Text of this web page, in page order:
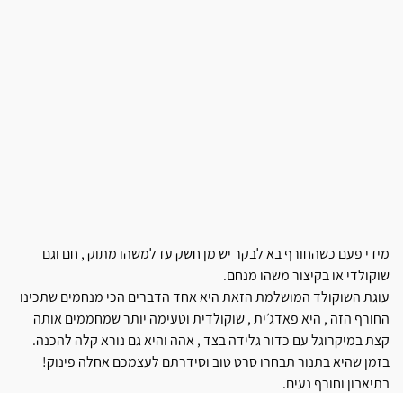
מידי פעם כשהחורף בא לבקר יש מן חשק עז למשהו מתוק , חם וגם
שוקולדי או בקיצור משהו מנחם.
עוגת השוקולד המושלמת הזאת היא אחד הדברים הכי מנחמים שתכינו
החורף הזה , היא פאדג׳ית , שוקולדית וטעימה יותר שמחממים אותה
קצת במיקרוגל עם כדור גלידה בצד , אהה והיא גם נורא קלה להכנה.
בזמן שהיא בתנור תבחרו סרט טוב וסידרתם לעצמכם אחלה פינוק!
בתיאבון וחורף נעים.